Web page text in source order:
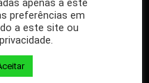
gratuitamente os
todos os seus familiares e
preferências em
a este site ou